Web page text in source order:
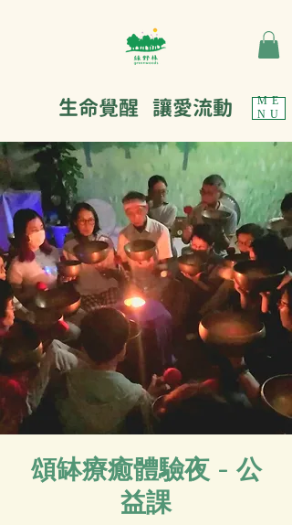
ME
NU
生命覺醒 讓愛流動
頌缽療癒體驗夜 - 公
益課